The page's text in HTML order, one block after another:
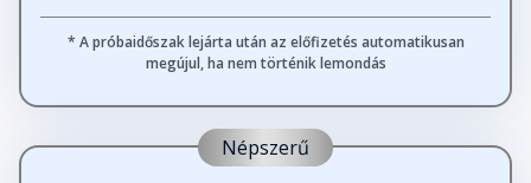
* A próbaidőszak lejárta után az előfizetés automatikusan
megújul, ha nem történik lemondás
Népszerű